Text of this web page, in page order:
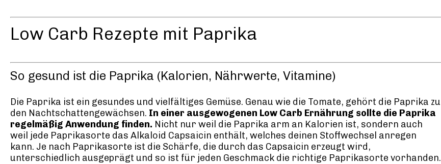
Low Carb Rezepte mit Paprika
So gesund ist die Paprika (Kalorien, Nährwerte, Vitamine)
Die Paprika ist ein gesundes und vielfältiges Gemüse. Genau wie die Tomate, gehört die Paprika zu
den Nachtschattengewächsen. In einer ausgewogenen Low Carb Ernährung sollte die Paprika
regelmäßig Anwendung finden. Nicht nur weil die Paprika arm an Kalorien ist, sondern auch
weil jede Paprikasorte das Alkaloid Capsaicin enthält, welches deinen Stoffwechsel anregen
kann. Je nach Paprikasorte ist die Schärfe, die durch das Capsaicin erzeugt wird,
unterschiedlich ausgeprägt und so ist für jeden Geschmack die richtige Paprikasorte vorhanden.